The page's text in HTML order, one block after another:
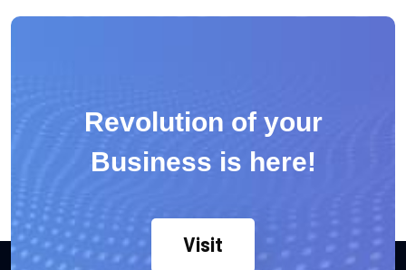
Revolution of your
Business is here!
Visit